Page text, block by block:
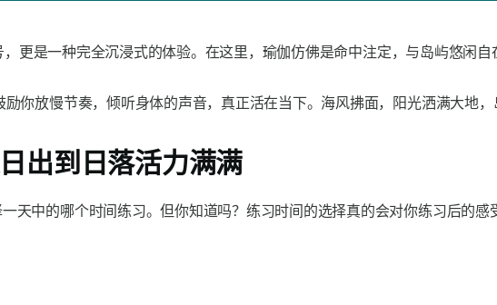
更是一种完全沉浸式的体验。在这里，瑜伽仿佛是命中注定，与岛屿悠闲
你放慢节奏，倾听身体的声音，真正活在当下。海风拂面，阳光洒满大地
出到日落活力满满
天中的哪个时间练习。但你知道吗？练习时间的选择真的会对你练习后的感